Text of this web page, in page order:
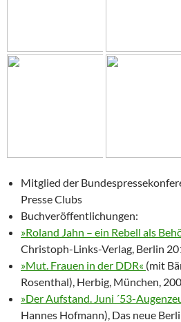
Mitglied der
Presse Clubs
Buchveröffentlichungen:
»Roland Jahn – ein Rebell als
Christoph-Links-Verlag, Berlin
»Mut. Frauen in der DDR« (mit
Rosenthal), Herbig, München,
»Der Aufstand. Juni ´53-
Hannes Hofmann), Das neue